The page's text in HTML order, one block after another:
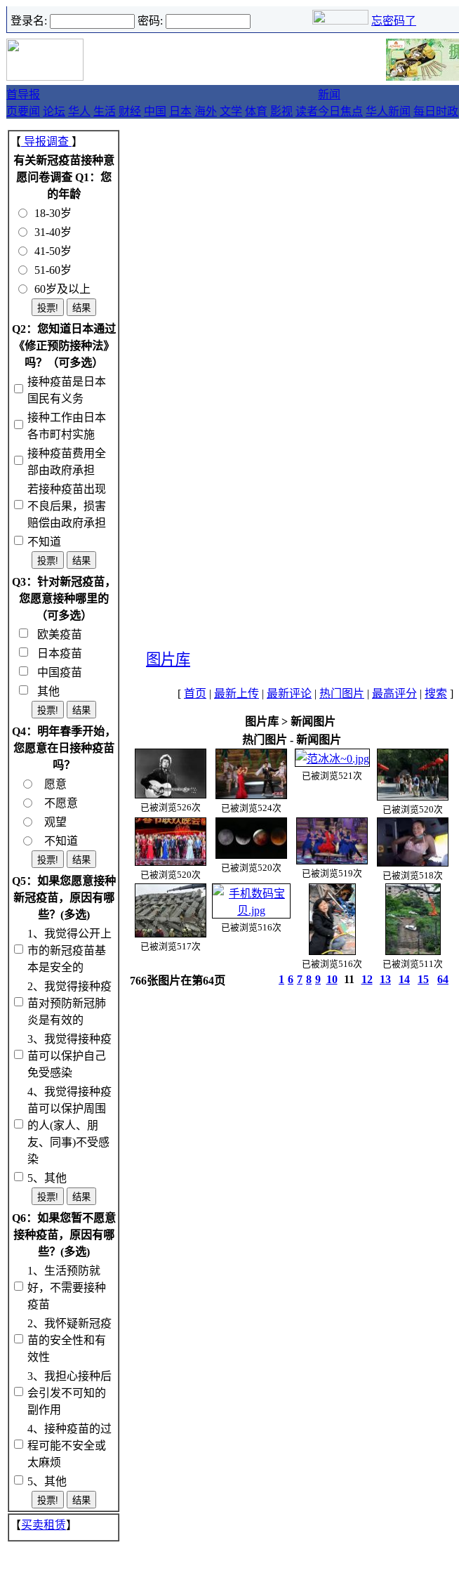
登录名: 密码: 忘密码了
首
页
导报
要闻 论坛 华人 生活 财经 中国 日本 海外 文学 体育 影视 读者
新闻
今日焦点 华人新闻 每日时政
【 导报调查 】
有关新冠疫苗接种意
愿问卷调查 Q1：您
的年龄
18-30岁
31-40岁
41-50岁
51-60岁
60岁及以上
Q2：您知道日本通过
《修正预防接种法》
吗？（可多选）
接种疫苗是日本
国民有义务
接种工作由日本
各市町村实施
接种疫苗费用全
部由政府承担
若接种疫苗出现
不良后果，损害
赔偿由政府承担
不知道
Q3：针对新冠疫苗，
您愿意接种哪里的
（可多选）
欧美疫苗
日本疫苗
中国疫苗
其他
Q4：明年春季开始，
您愿意在日接种疫苗
吗？
愿意
不愿意
观望
不知道
Q5：如果您愿意接种
新冠疫苗，原因有哪
些？(多选)
1、我觉得公开上
市的新冠疫苗基
本是安全的
2、我觉得接种疫
苗对预防新冠肺
炎是有效的
3、我觉得接种疫
苗可以保护自己
免受感染
4、我觉得接种疫
苗可以保护周围
的人(家人、朋
友、同事)不受感
染
5、其他
Q6：如果您暂不愿意
接种疫苗，原因有哪
些？(多选)
1、生活预防就
好，不需要接种
疫苗
2、我怀疑新冠疫
苗的安全性和有
效性
3、我担心接种后
会引发不可知的
副作用
4、接种疫苗的过
程可能不安全或
太麻烦
5、其他
【买卖租赁】
图片库
[ 首页 | 最新上传 | 最新评论 | 热门图片 | 最高评分 | 搜索 ]
图片库> 新闻图片
热门图片 - 新闻图片
已被浏览526次 已被浏览524次
已被浏览521次
已被浏览520次
已被浏览520次
已被浏览520次
已被浏览519次 已被浏览518次
已被浏览517次
已被浏览516次
已被浏览516次 已被浏览511次
766张图片在第64页 1 6 7 8 9 10 11 12 13 14 15 64